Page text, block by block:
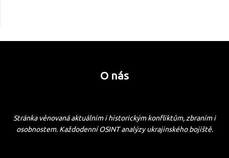
O nás
Stránka věnovaná aktuálním i historickým konfliktům, zbraním i
osobnostem. Každodenní OSINT analýzy ukrajinského bojiště.